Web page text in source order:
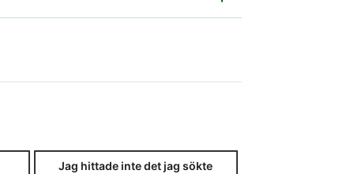
Jag hittade inte det jag sökte